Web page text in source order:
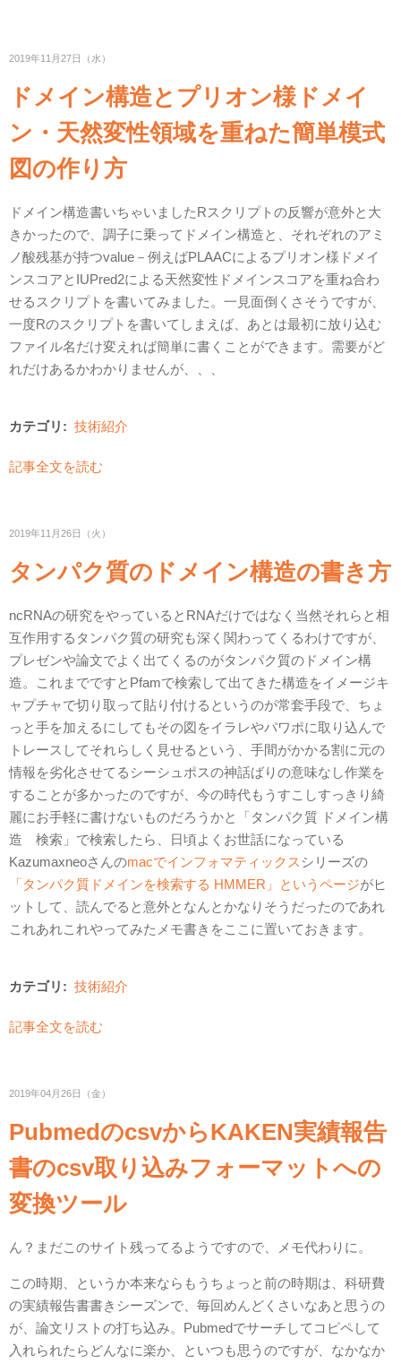
2019年11月27日（水）
ドメイン構造とプリオン様ドメイ
ン・天然変性領域を重ねた簡単模式
図の作り方
ドメイン構造書いちゃいましたRスクリプトの反響が意外と大
きかったので、調子に乗ってドメイン構造と、それぞれのアミ
ノ酸残基が持つvalue－例えばPLAACによるプリオン様ドメイ
ンスコアとIUPred2による天然変性ドメインスコアを重ね合わ
せるスクリプトを書いてみました。一見面倒くさそうですが、
一度Rのスクリプトを書いてしまえば、あとは最初に放り込む
ファイル名だけ変えれば簡単に書くことができます。需要がど
れだけあるかわかりませんが、、、
カテゴリ: 技術紹介
記事全文を読む
2019年11月26日（火）
タンパク質のドメイン構造の書き方
ncRNAの研究をやっているとRNAだけではなく当然それらと相
互作用するタンパク質の研究も深く関わってくるわけですが、
プレゼンや論文でよく出てくるのがタンパク質のドメイン構
造。これまでですとPfamで検索して出てきた構造をイメージキ
ャプチャで切り取って貼り付けるというのが常套手段で、ちょ
っと手を加えるにしてもその図をイラレやパワポに取り込んで
トレースしてそれらしく見せるという、手間がかかる割に元の
情報を劣化させてるシーシュポスの神話ばりの意味なし作業を
することが多かったのですが、今の時代もうすこしすっきり綺
麗にお手軽に書けないものだろうかと「タンパク質 ドメイン構
造 検索」で検索したら、日頃よくお世話になっている
Kazumaxneoさんのmacでインフォマティックス シリーズの
「タンパク質ドメインを検索する HMMER」というページがヒ
ットして、読んでると意外となんとかなりそうだったのであれ
これあれこれやってみたメモ書きをここに置いておきます。
カテゴリ: 技術紹介
記事全文を読む
2019年04月26日（金）
PubmedのcsvからKAKEN実績報告
書のcsv取り込みフォーマットへの
変換ツール
ん？まだこのサイト残ってるようですので、メモ代わりに。
この時期、というか本来ならもうちょっと前の時期は、科研費
の実績報告書書きシーズンで、毎回めんどくさいなあと思うの
が、論文リストの打ち込み。Pubmedでサーチしてコピペして
入れられたらどんなに楽か、といつも思うのですが、なかなか